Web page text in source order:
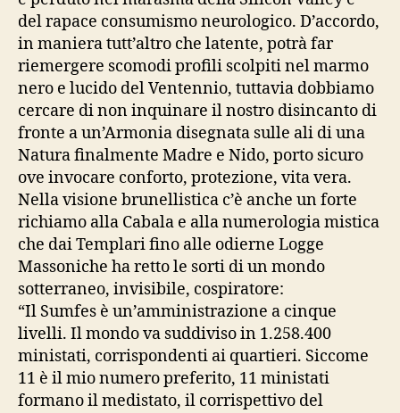
del rapace consumismo neurologico. D’accordo,
in maniera tutt’altro che latente, potrà far
riemergere scomodi profili scolpiti nel marmo
nero e lucido del Ventennio, tuttavia dobbiamo
cercare di non inquinare il nostro disincanto di
fronte a un’Armonia disegnata sulle ali di una
Natura finalmente Madre e Nido, porto sicuro
ove invocare conforto, protezione, vita vera.
Nella visione brunellistica c’è anche un forte
richiamo alla Cabala e alla numerologia mistica
che dai Templari fino alle odierne Logge
Massoniche ha retto le sorti di un mondo
sotterraneo, invisibile, cospiratore:
“Il Sumfes è un’amministrazione a cinque
livelli. Il mondo va suddiviso in 1.258.400
ministati, corrispondenti ai quartieri. Siccome
11 è il mio numero preferito, 11 ministati
formano il medistato, il corrispettivo del